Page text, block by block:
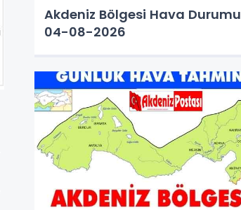
Akdeniz Bölgesi Hava Durumu
04-08-2026